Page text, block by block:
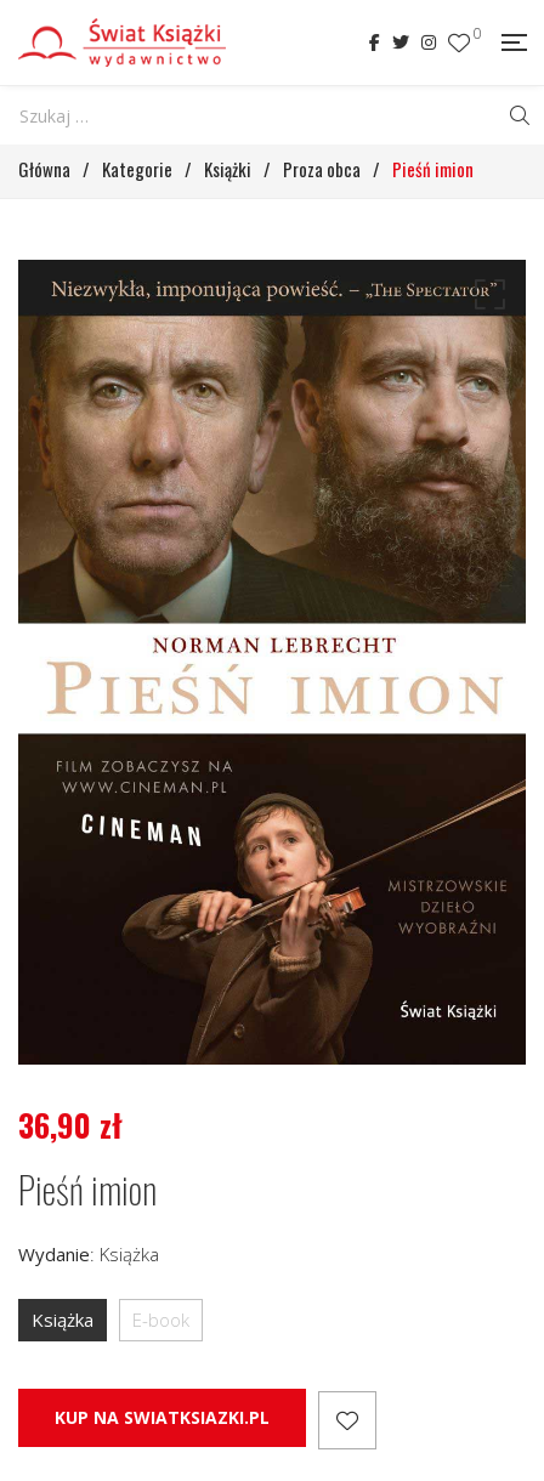
0
Główna / Kategorie / Książki / Proza obca / Pieśń imion
36,90 zł
Pieśń imion
Wydanie: Książka
Książka E-book
KUP NA SWIATKSIAZKI.PL